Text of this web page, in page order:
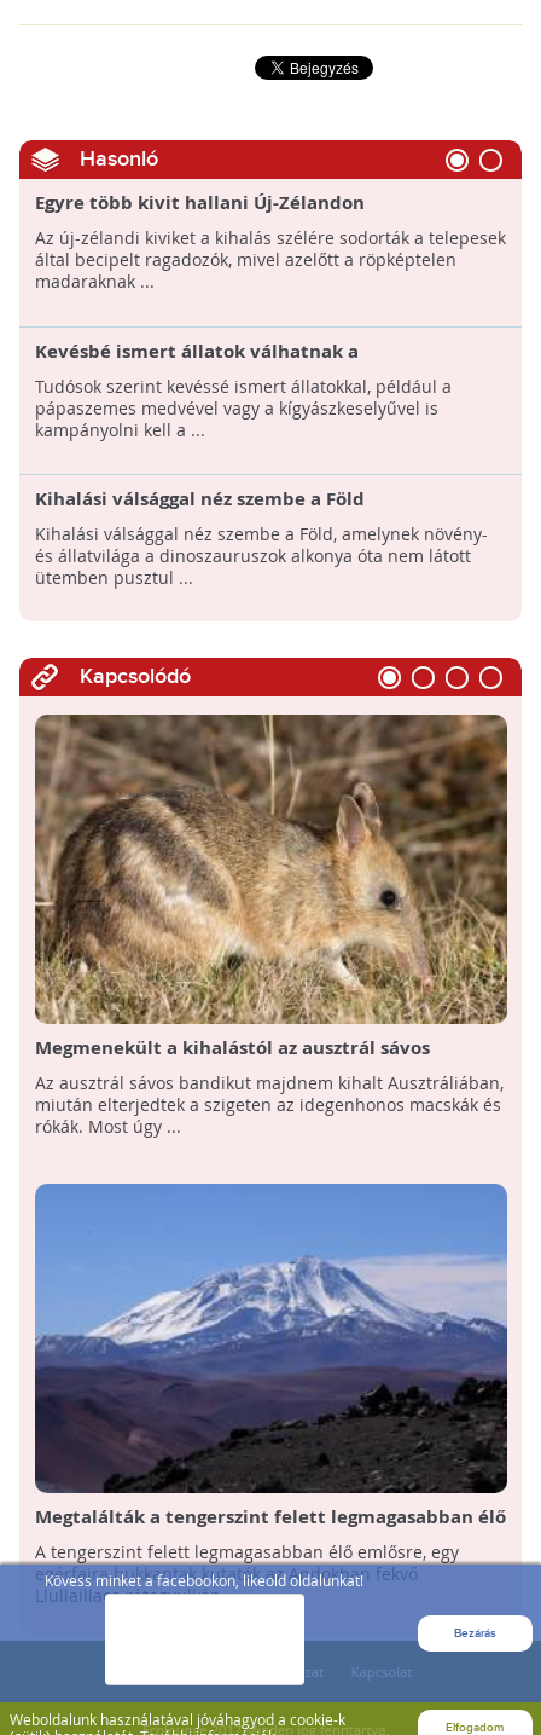
Kövess minket a facebookon, likeold oldalunkat!
Bezárás
Weboldalunk használatával jóváhagyod a cookie-k
Elfogadom
Hasonló
Egyre több kivit hallani Új-Zélandon
Az új-zélandi kiviket a kihalás szélére sodorták a telepesek
által becipelt ragadozók, mivel azelőtt a röpképtelen
madaraknak ...
Kevésbé ismert állatok válhatnak a
természetvédelem ikonikus alakjaivá
Tudósok szerint kevéssé ismert állatokkal, például a
pápaszemes medvével vagy a kígyászkeselyűvel is
kampányolni kell a ...
Kihalási válsággal néz szembe a Föld
Kihalási válsággal néz szembe a Föld, amelynek növény-
és állatvilága a dinoszauruszok alkonya óta nem látott
ütemben pusztul ...
Kapcsolódó
Megmenekült a kihalástól az ausztrál sávos
bandikut!
Az ausztrál sávos bandikut majdnem kihalt Ausztráliában,
miután elterjedtek a szigeten az idegenhonos macskák és
rókák. Most úgy ...
Megtalálták a tengerszint felett legmagasabban élő
emlőst!
A tengerszint felett legmagasabban élő emlősre, egy
egérfajra bukkantak kutatók az Andokban fekvő
Llullaillaco rétegvulkán ...